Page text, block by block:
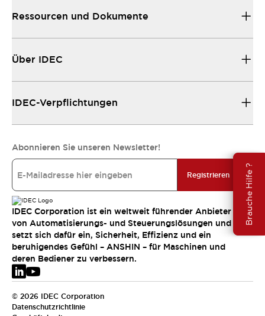
Brauche Hilfe ?
Ressourcen und Dokumente
Über IDEC
IDEC-Verpflichtungen
Abonnieren Sie unseren Newsletter!
Registrieren
IDEC Corporation ist ein weltweit führender Anbieter
von Automatisierungs- und Steuerungslösungen und
setzt sich dafür ein, Sicherheit, Effizienz und ein
beruhigendes Gefühl – ANSHIN – für Maschinen und
deren Bediener zu verbessern.
© 2026 IDEC Corporation
Datenschutzrichtlinie